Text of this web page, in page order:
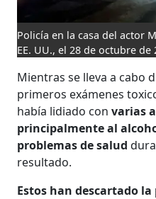
Policía en la casa del actor
EE. UU., el 28 de octubre de
Mientras se lleva a cabo
primeros exámenes
había lidiado convarias
principalmente al
problemas de salud
resultado.
Estos han descartado